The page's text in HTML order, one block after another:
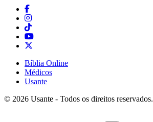
Bíblia Online
Médicos
Usante
© 2026 Usante - Todos os direitos reservados.